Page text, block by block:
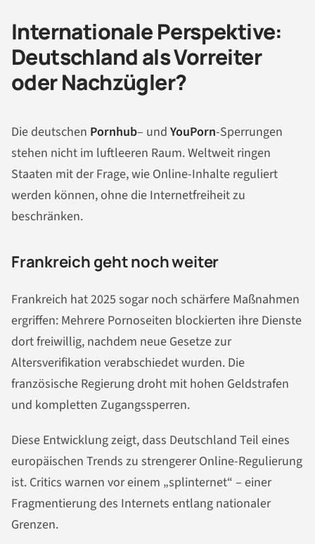
Internationale Perspektive:
Deutschland als Vorreiter
oder Nachzügler?
Die deutschen Pornhub– und YouPorn-Sperrungen
stehen nicht im luftleeren Raum. Weltweit ringen
Staaten mit der Frage, wie Online-Inhalte reguliert
werden können, ohne die Internetfreiheit zu
beschränken.
Frankreich geht noch weiter
Frankreich hat 2025 sogar noch schärfere Maßnahmen
ergriffen: Mehrere Pornoseiten blockierten ihre Dienste
dort freiwillig, nachdem neue Gesetze zur
Altersverifikation verabschiedet wurden. Die
französische Regierung droht mit hohen Geldstrafen
und kompletten Zugangssperren.
Diese Entwicklung zeigt, dass Deutschland Teil eines
europäischen Trends zu strengerer Online-Regulierung
ist. Critics warnen vor einem „splinternet“ – einer
Fragmentierung des Internets entlang nationaler
Grenzen.